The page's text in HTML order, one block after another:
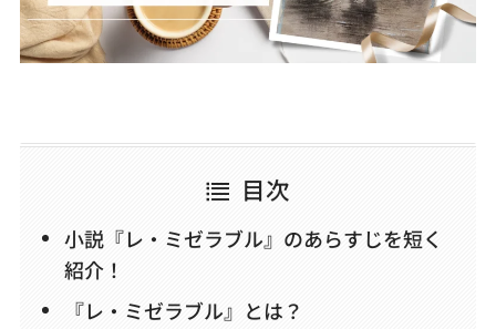
プライバシーポリシー
目次
小説『レ・ミゼラブル』のあらすじを短く
紹介！
『レ・ミゼラブル』とは？